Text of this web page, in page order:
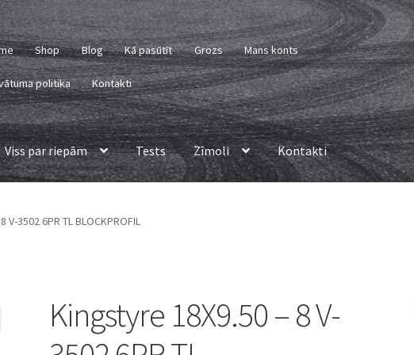
Shop Blog Kā pasūtīt Grozs Mans konts
politika Kontakti
Viss par riepām Tests Zīmoli Kontakti
3502 6PR TL BLOCKPROFIL
Kingstyre 18X9.50 – 8 V-